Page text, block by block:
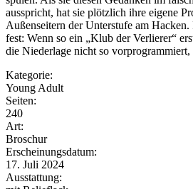
ausspricht, hat sie plötzlich ihre eigene
Außenseitern der Unterstufe am
fest: Wenn so ein „Klub der Verlierer“
die Niederlage nicht so
Kategorie:
Young Adult
Seiten:
240
Art:
Broschur
Erscheinungsdatum:
17. Juli 2024
Ausstattung: